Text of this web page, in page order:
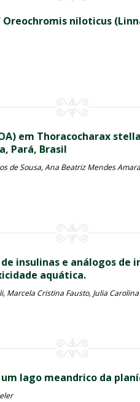
niloticus
em Thoracocharax
Pará, Brasil
de Sousa, Ana Beatriz Mendes
insulinas e análogos de
aquática.
Cristina Fausto, Julia
lago meandrico da